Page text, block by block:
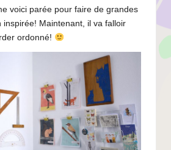
voici parée pour faire de grandes
inspirée! Maintenant, il va falloir
ordonné!